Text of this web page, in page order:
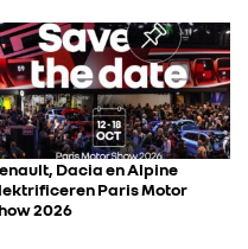
Dacia en Alpine
Paris Motor
2026